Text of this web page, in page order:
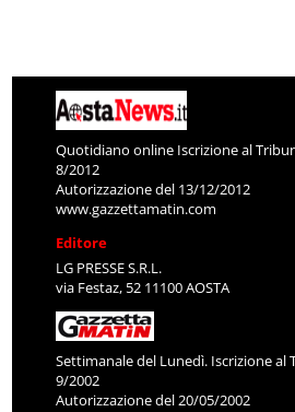
Quotidiano online Iscrizione al
8/2012
Autorizzazione del 13/12/2012
www.gazzettamatin.com
Editore
LG PRESSE S.R.L.
via Festaz, 52 11100 AOSTA
Settimanale del Lunedì. Iscrizione al
9/2002
Autorizzazione del 20/05/2002